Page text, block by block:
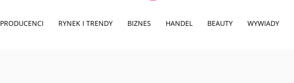
PRODUCENCI RYNEK I TRENDY BIZNES HANDEL BEAUTY WYWIADY